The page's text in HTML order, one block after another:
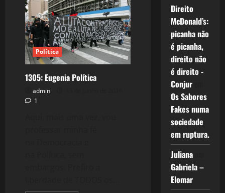
e
o
Fim
das
Primaveras
Ilusórias.
Política
1305: Eugenia Política
admin
1
Direito
McDonald’s:
picanha não
é picanha,
direito não
é direito -
Conjurem
Os Sabores
Fakes numa
sociedade
em ruptura.
Julianaem
Gabriela –
Elomar